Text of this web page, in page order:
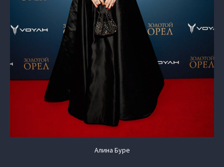
Алина Буре